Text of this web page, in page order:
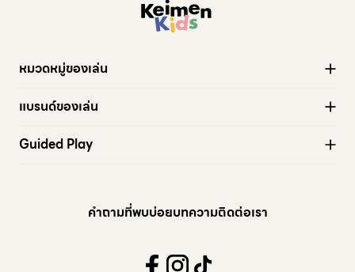
หมวดหมู่ของเล่น
Active play
Wheels
แบรนด์ของเล่น
modu
Guided Play
คำถามที่พบบ่อยบทความติดต่อเรา